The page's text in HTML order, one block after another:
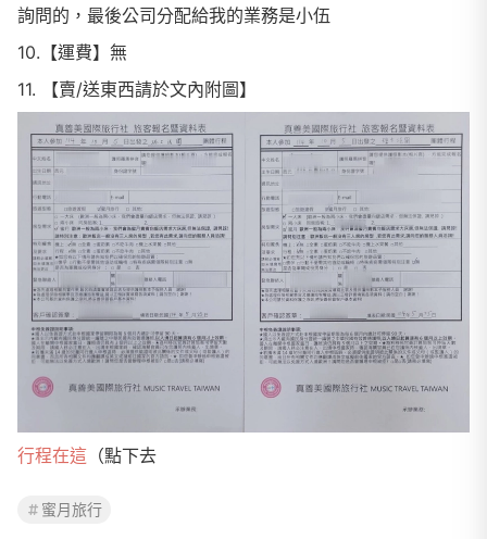
詢問的，最後公司分配給我的業務是小伍
10.【運費】無
11. 【賣/送東西請於文內附圖】
行程在這 （點下去
蜜月旅行